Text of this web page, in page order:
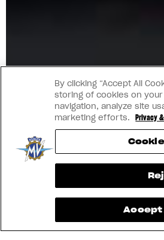
By clicking “Accept All
storing of cookies on
navigation, analyze site
marketing efforts.
Privacy
Accept